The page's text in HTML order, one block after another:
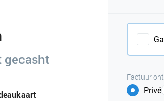
gecasht
Factuur
Privé